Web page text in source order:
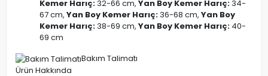
Kemer Harıç:32-66 cm, Yan Boy Kemer Harıç:34-
67 cm, Yan Boy Kemer Harıç:36-68 cm, Yan Boy
Kemer Harıç:38-69 cm, Yan Boy Kemer Harıç: 40-
69 cm
Bakım Talimatı
Ürün Hakkında